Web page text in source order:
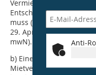
Vermieter die
muss (Bestätigung und
29. April 2015 - VIII ZR
mwN).
b) Eine anderslautende
Mietvertragsparteien
Anti-